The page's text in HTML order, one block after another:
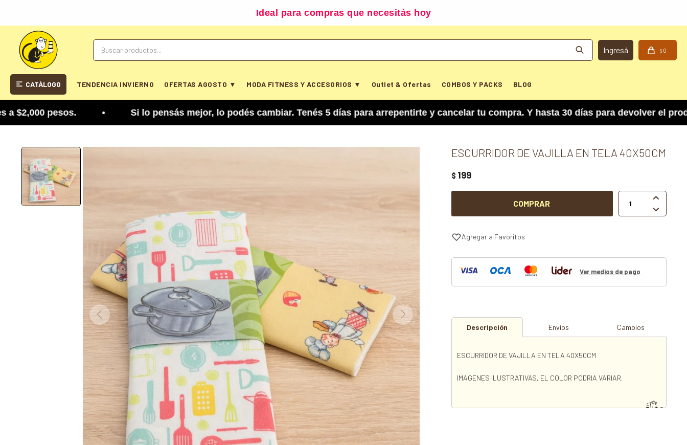
Ideal para compras que necesitás hoy
CATÁLOGO TENDENCIA INVIERNO OFERTAS AGOSTO ▼ MODA FITNESS Y ACCESORIOS ▼ Outlet & Ofertas COMBOS Y PACKS BLOG
$ 0
pesos. • Si lo pensás mejor, lo podés cambiar. Tenés 5 días para arrepentirte y cancelar tu compra. Y hasta 30 días para devolver el
ESCURRIDOR DE VAJILLA EN TELA 40X50CM
$ 199
COMPRAR


Ver medios de pago
Descripción Envíos Cambios
ESCURRIDOR DE VAJILLA EN TELA 40X50CM
IMAGENES ILUSTRATIVAS, EL COLOR PODRIA VARIAR.